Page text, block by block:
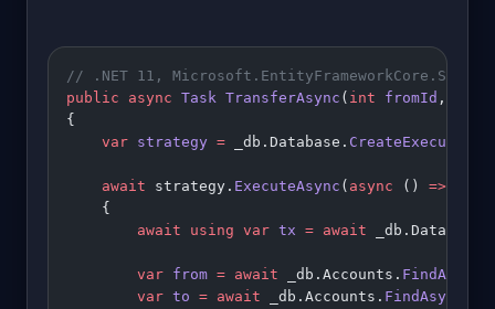
// .NET 11,
public async Task TransferAsync ( int fromId ,
{
    var
strategy = _db.Database.
    await
strategy. ExecuteAsync ( async () =>
    {
        await
using var tx = await _db.Database.
        var
from = await _db.Accounts. FindAsync
        var
to = await _db.Accounts. FindAsync